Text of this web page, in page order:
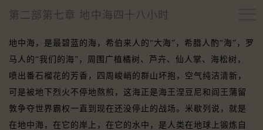
第二部第七章 地中海四十八小时
地中海，是最碧蓝的海，希伯来人的“大海”，希腊人酌“海”，罗
马人的“我们的海”，周围广植橘树、芦卉、仙人掌、海松树，
喷出番石榴花的芳香，四周峻峭的群山坏抱，空气纯洁清新，
可是被地下烈火不停地熬煎，这海正是海王涅豆尼和阎王蒲留
敦争夺世界霸权一直到现在还没停止的战场。米歇列说，就是
在地中海，在它的岸上，在它的水中，是人类在地球上锻炼自